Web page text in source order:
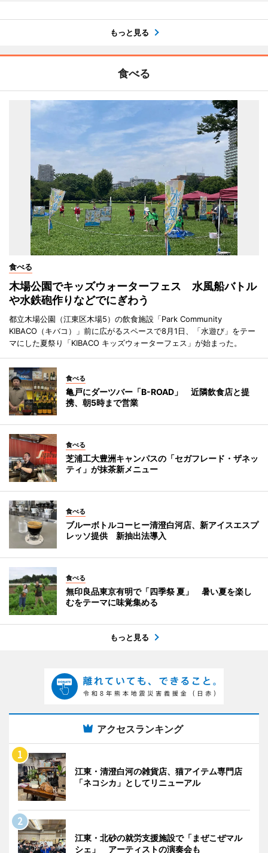
もっと見る
食べる
食べる
木場公園でキッズウォーターフェス 水風船バトル
や水鉄砲作りなどでにぎわう
都立木場公園（江東区木場5）の飲食施設「Park Community
KIBACO（キバコ）」前に広がるスペースで8月1日、「水遊び」をテー
マにした夏祭り「KIBACO キッズウォーターフェス」が始まった。
食べる
亀戸にダーツバー「B-ROAD」 近隣飲食店と提
携、朝5時まで営業
食べる
芝浦工大豊洲キャンパスの「セガフレード・ザネッ
ティ」が抹茶新メニュー
食べる
ブルーボトルコーヒー清澄白河店、新アイスエスプ
レッソ提供 新抽出法導入
食べる
無印良品東京有明で「四季祭 夏」 暑い夏を楽し
むをテーマに味覚集める
もっと見る
アクセスランキング
江東・清澄白河の雑貨店、猫アイテム専門店
「ネコシカ」としてリニューアル
江東・北砂の就労支援施設で「まぜこぜマル
シェ」 アーティストの演奏会も